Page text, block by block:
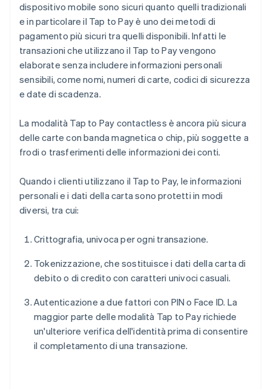
dispositivo mobile sono sicuri quanto quelli tradizionali
e in particolare il Tap to Pay è uno dei metodi di
pagamento più sicuri tra quelli disponibili. Infatti le
transazioni che utilizzano il Tap to Pay vengono
elaborate senza includere informazioni personali
sensibili, come nomi, numeri di carte, codici di sicurezza
e date di scadenza.
La modalità Tap to Pay contactless è ancora più sicura
delle carte con banda magnetica o chip, più soggette a
frodi o trasferimenti delle informazioni dei conti.
Quando i clienti utilizzano il Tap to Pay, le informazioni
personali e i dati della carta sono protetti in modi
diversi, tra cui:
Crittografia, univoca per ogni transazione.
Tokenizzazione, che sostituisce i dati della carta di
debito o di credito con caratteri univoci casuali.
Autenticazione a due fattori con PIN o Face ID. La
maggior parte delle modalità Tap to Pay richiede
un'ulteriore verifica dell'identità prima di consentire
il completamento di una transazione.